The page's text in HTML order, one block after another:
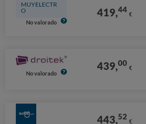
MUYELECTR
O
No valorado
419,44 €
No valorado
439,00 €
443,52 €